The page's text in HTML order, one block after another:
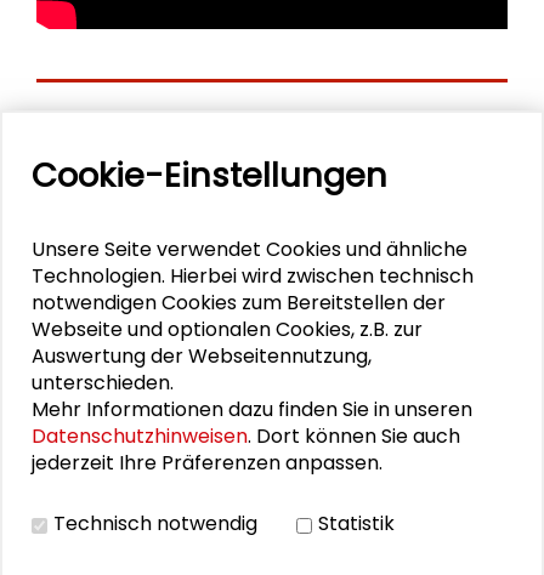
Erika Spiegel
Lisa Herzog
Otfried Jarren
Dorothea Kübler
Steffen Mau
Christoph Möllers
Armin Nassehi
Cookie-Einstellungen
Unsere Seite verwendet Cookies und ähnliche
Technologien. Hierbei wird zwischen technisch
notwendigen Cookies zum Bereitstellen der
Webseite und optionalen Cookies, z.B. zur
Auswertung der Webseitennutzung,
unterschieden.
Mehr Informationen dazu finden Sie in unseren
Datenschutzhinweisen. Dort können Sie auch
jederzeit Ihre Präferenzen anpassen.
Technisch notwendig Statistik